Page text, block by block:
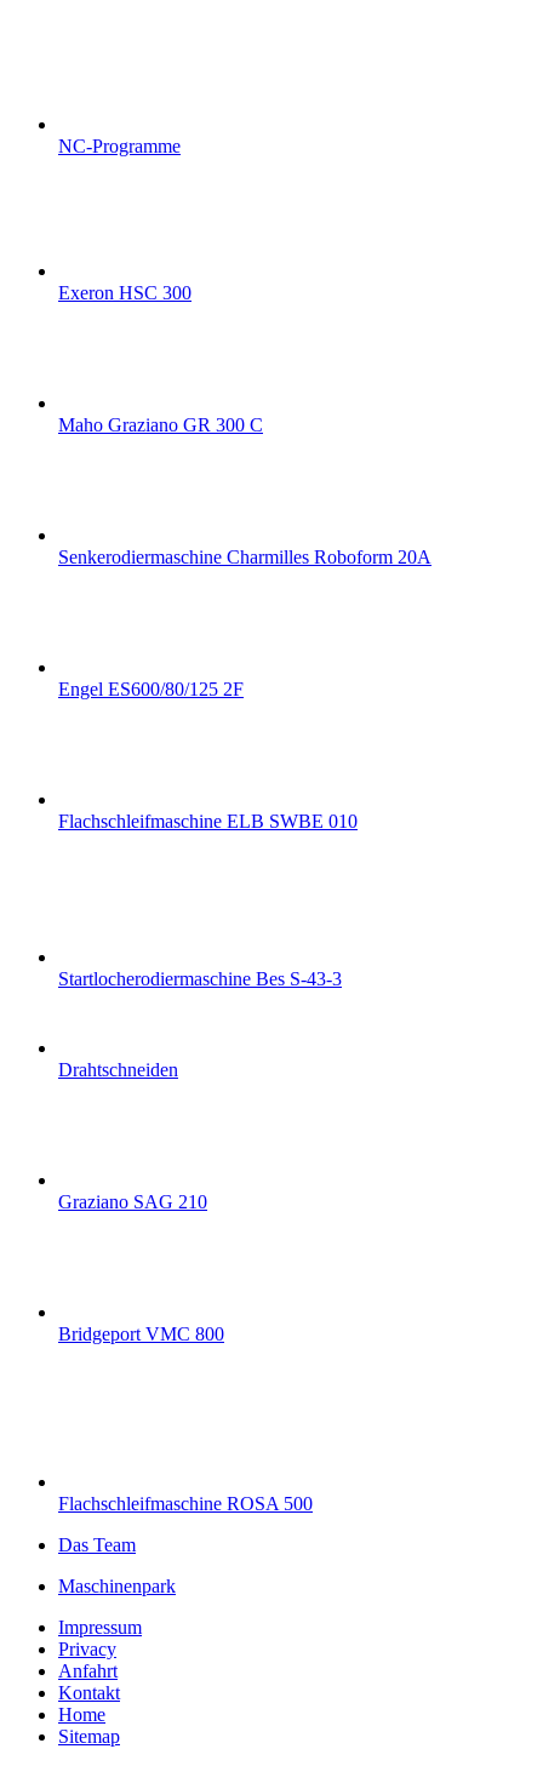
NC-Programme
Exeron HSC 300
Maho Graziano GR 300 C
Senkerodiermaschine Charmilles Roboform 20A
Engel ES600/80/125 2F
Flachschleifmaschine ELB SWBE 010
Startlocherodiermaschine Bes S-43-3
Drahtschneiden
Graziano SAG 210
Bridgeport VMC 800
Flachschleifmaschine ROSA 500
Das Team
Maschinenpark
Impressum
Privacy
Anfahrt
Kontakt
Home
Sitemap